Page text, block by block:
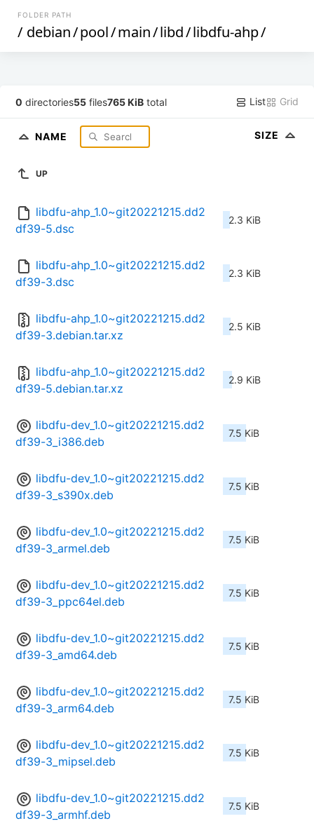
FOLDER PATH
/ debian/pool/main/libd/libdfu-ahp/
0 directories55 files765 KiB total List Grid
NAME SIZE
UP
libdfu-ahp_1.0~git20221215.dd2
df39-5.dsc
2.3 KiB
libdfu-ahp_1.0~git20221215.dd2
df39-3.dsc
2.3 KiB
libdfu-ahp_1.0~git20221215.dd2
df39-3.debian.tar.xz
2.5 KiB
libdfu-ahp_1.0~git20221215.dd2
df39-5.debian.tar.xz
2.9 KiB
libdfu-dev_1.0~git20221215.dd2
df39-3_i386.deb
7.5 KiB
libdfu-dev_1.0~git20221215.dd2
df39-3_s390x.deb
7.5 KiB
libdfu-dev_1.0~git20221215.dd2
df39-3_armel.deb
7.5 KiB
libdfu-dev_1.0~git20221215.dd2
df39-3_ppc64el.deb
7.5 KiB
libdfu-dev_1.0~git20221215.dd2
df39-3_amd64.deb
7.5 KiB
libdfu-dev_1.0~git20221215.dd2
df39-3_arm64.deb
7.5 KiB
libdfu-dev_1.0~git20221215.dd2
df39-3_mipsel.deb
7.5 KiB
libdfu-dev_1.0~git20221215.dd2
df39-3_armhf.deb
7.5 KiB